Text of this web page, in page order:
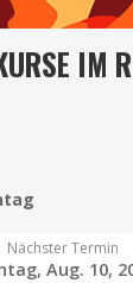
IM
Nächster Termin
Aug. 10,